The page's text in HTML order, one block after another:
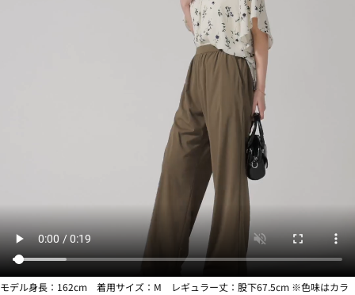
モデル身長：162cm 着用サイズ：M レギュラー丈：股下67.5cm ※色味はカラ